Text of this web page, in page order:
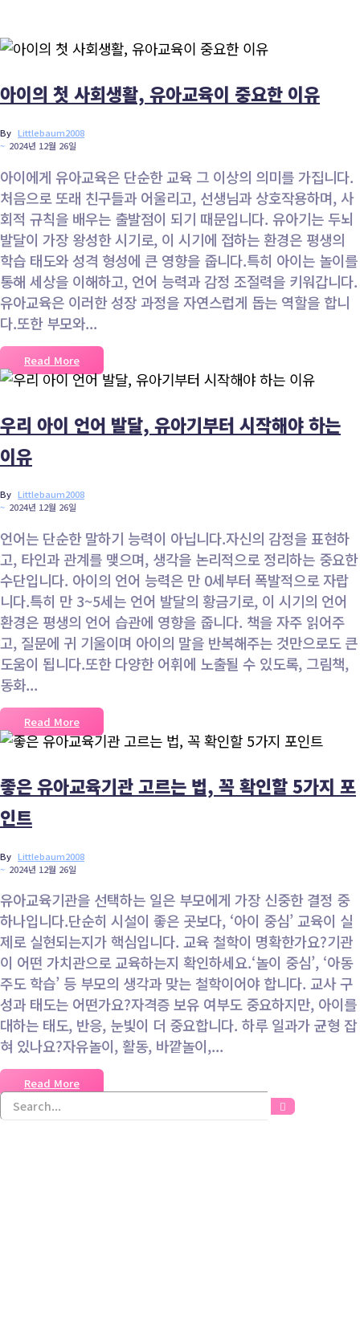
아이의 첫 사회생활, 유아교육이 중요한 이유
By Littlebaum2008
~ 2024년 12월 26일
아이에게 유아교육은 단순한 교육 그 이상의 의미를 가집니다.
처음으로 또래 친구들과 어울리고, 선생님과 상호작용하며, 사
회적 규칙을 배우는 출발점이 되기 때문입니다. 유아기는 두뇌
발달이 가장 왕성한 시기로, 이 시기에 접하는 환경은 평생의
학습 태도와 성격 형성에 큰 영향을 줍니다.특히 아이는 놀이를
통해 세상을 이해하고, 언어 능력과 감정 조절력을 키워갑니다.
유아교육은 이러한 성장 과정을 자연스럽게 돕는 역할을 합니
다.또한 부모와...
Read More
우리 아이 언어 발달, 유아기부터 시작해야 하는
이유
By Littlebaum2008
~ 2024년 12월 26일
언어는 단순한 말하기 능력이 아닙니다.자신의 감정을 표현하
고, 타인과 관계를 맺으며, 생각을 논리적으로 정리하는 중요한
수단입니다. 아이의 언어 능력은 만 0세부터 폭발적으로 자랍
니다.특히 만 3~5세는 언어 발달의 황금기로, 이 시기의 언어
환경은 평생의 언어 습관에 영향을 줍니다. 책을 자주 읽어주
고, 질문에 귀 기울이며 아이의 말을 반복해주는 것만으로도 큰
도움이 됩니다.또한 다양한 어휘에 노출될 수 있도록, 그림책,
동화...
Read More
좋은 유아교육기관 고르는 법, 꼭 확인할 5가지 포
인트
By Littlebaum2008
~ 2024년 12월 26일
유아교육기관을 선택하는 일은 부모에게 가장 신중한 결정 중
하나입니다.단순히 시설이 좋은 곳보다, ‘아이 중심’ 교육이 실
제로 실현되는지가 핵심입니다. 교육 철학이 명확한가요?기관
이 어떤 가치관으로 교육하는지 확인하세요.‘놀이 중심’, ‘아동
주도 학습’ 등 부모의 생각과 맞는 철학이어야 합니다. 교사 구
성과 태도는 어떤가요?자격증 보유 여부도 중요하지만, 아이를
대하는 태도, 반응, 눈빛이 더 중요합니다. 하루 일과가 균형 잡
혀 있나요?자유놀이, 활동, 바깥놀이,...
Read More